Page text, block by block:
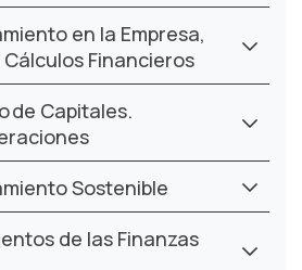
en la Empresa,
Financieros
de Capitales.
Sostenible
de las Finanzas